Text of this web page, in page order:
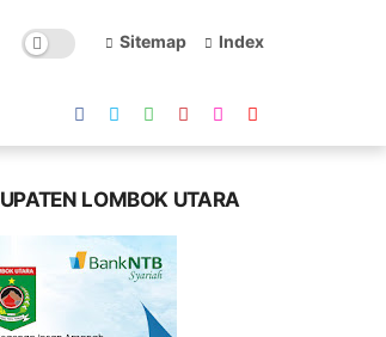
Sitemap Index
LOMBOK UTARA